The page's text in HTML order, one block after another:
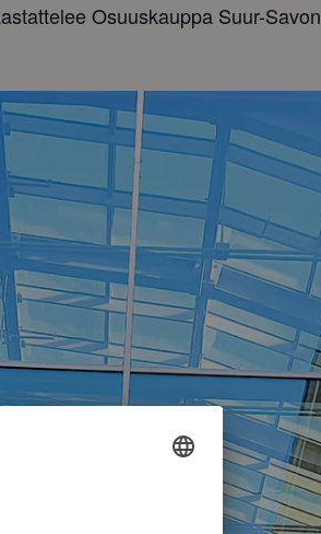
Osuuskauppa Suur-Savon